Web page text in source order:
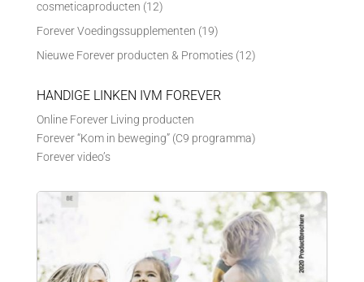
cosmeticaproducten (12)
Forever Voedingssupplementen (19)
Nieuwe Forever producten & Promoties (12)
HANDIGE LINKEN IVM FOREVER
Online Forever Living producten
Forever “Kom in beweging” (C9 programma)
Forever video’s